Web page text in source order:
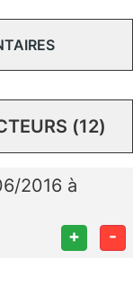
(12)
2016 à
+ -